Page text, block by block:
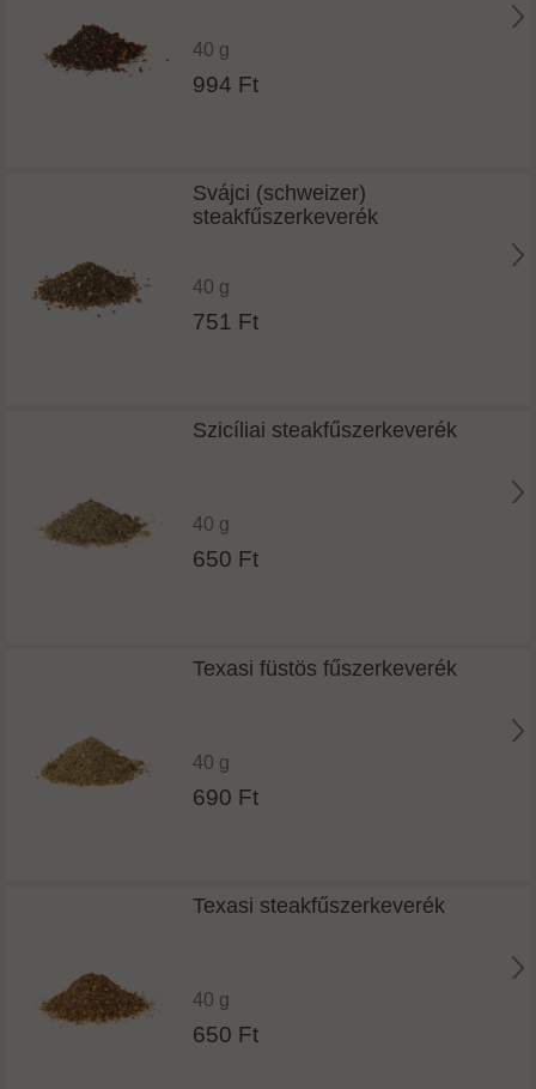
40 g
994 Ft
Svájci (schweizer)
steakfűszerkeverék
40 g
751 Ft
Szicíliai steakfűszerkeverék
40 g
650 Ft
Texasi füstös fűszerkeverék
40 g
690 Ft
Texasi steakfűszerkeverék
40 g
650 Ft